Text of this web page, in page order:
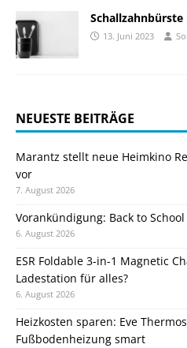
Schallzahnbürste
13. Juni 2023
NEUESTE BEITRÄGE
Marantz stellt neue Heimkino
vor
7. August 2026
Vorankündigung: Back to
6. August 2026
ESR Foldable 3-in-1 Magnetic
Ladestation für alles?
6. August 2026
Heizkosten sparen: Eve
Fußbodenheizung smart